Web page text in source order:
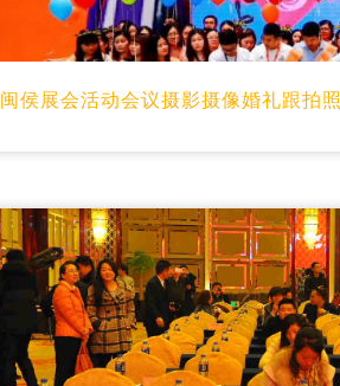
闽侯展会活动会议摄影摄像婚礼跟拍